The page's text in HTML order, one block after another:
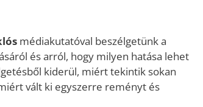
médiakutatóval beszélgetünk a
és arról, hogy milyen hatása lehet
kiderül, miért tekintik sokan
vált ki egyszerre reményt és